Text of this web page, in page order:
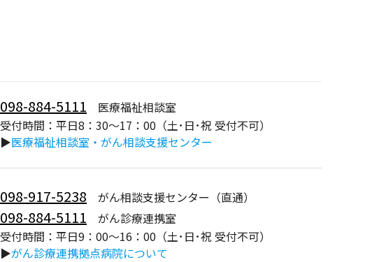
098-884-5111 医療福祉相談室
受付時間：平日8：30～17：00（土･日･祝 受付不可）
▶医療福祉相談室・がん相談支援センター
098-917-5238 がん相談支援センター（直通）
098-884-5111 がん診療連携室
受付時間：平日9：00～16：00（土･日･祝 受付不可）
▶がん診療連携拠点病院について